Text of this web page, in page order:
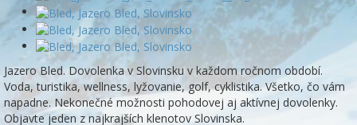
Jazero Bled. Dovolenka v Slovinsku v každom ročnom období.
Voda, turistika, wellness, lyžovanie, golf, cyklistika. Všetko, čo vám
napadne. Nekonečné možnosti pohodovej aj aktívnej dovolenky.
Objavte jeden z najkrajších klenotov Slovinska.